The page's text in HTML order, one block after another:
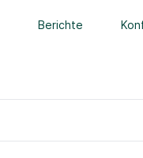
Berichte